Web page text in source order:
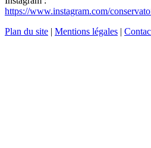
https://www.instagram.com/
Plan du site | Mentions légales |